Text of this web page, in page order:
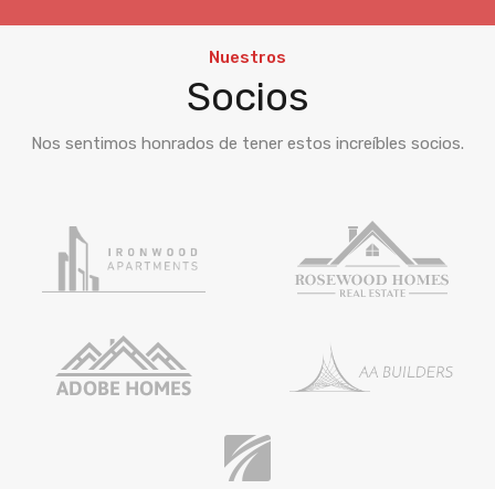
Nuestros
Socios
Nos sentimos honrados de tener estos increíbles socios.